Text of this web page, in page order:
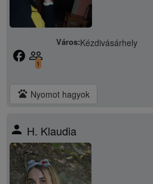
Város:Kézdivásárhely
facebook people_outline
1
pets Nyomot hagyok
person H. Klaudia